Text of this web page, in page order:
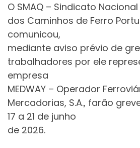
O SMAQ – Sindicato
dos Caminhos de Ferro
comunicou,
mediante aviso prévio de
trabalhadores por ele
empresa
MEDWAY – Operador
Mercadorias, S.A., farão
17 a 21 de junho
de 2026.